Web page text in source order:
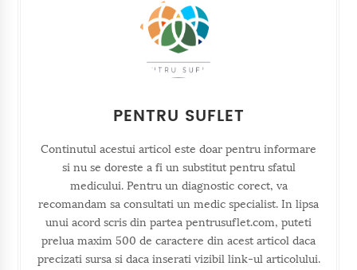
PENTRU SUFLET
Continutul acestui articol este doar pentru informare
si nu se doreste a fi un substitut pentru sfatul
medicului. Pentru un diagnostic corect, va
recomandam sa consultati un medic specialist. In lipsa
unui acord scris din partea pentrusuflet.com, puteti
prelua maxim 500 de caractere din acest articol daca
precizati sursa si daca inserati vizibil link-ul articolului.